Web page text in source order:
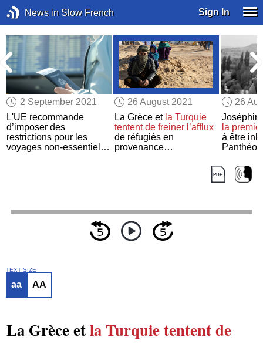
News in Slow French Sign In
2 September 2021
L'UE recommande
d’imposer des
restrictions pour les
voyages non-essentiels
26 August 2021
La Grèce et la Turquie
tentent de freiner l’afflux
de réfugiés en
provenance
26
la
à être
TEXT SIZE
aa AA
La Grèce etla Turquietentent de